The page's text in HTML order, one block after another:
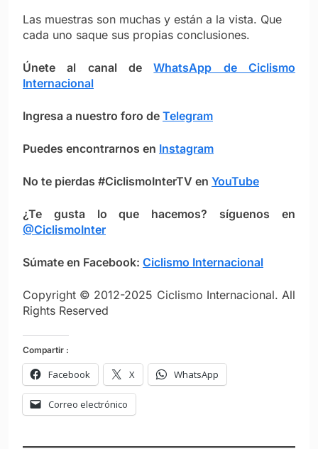
Las muestras son muchas y están a la vista. Que
cada uno saque sus propias conclusiones.
Únete al canal deWhatsApp de Ciclismo
Internacional
Ingresa a nuestro foro de Telegram
Puedes encontrarnos en Instagram
No te pierdas #CiclismoInterTV en YouTube
¿Te gusta lo que hacemos? síguenos en
@CiclismoInter
Súmate en Facebook: Ciclismo Internacional
Copyright © 2012-2025 Ciclismo Internacional. All
Rights Reserved
Compartir :
Facebook X WhatsApp
Correo electrónico